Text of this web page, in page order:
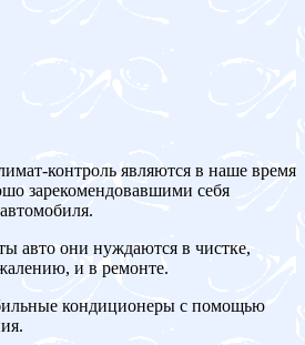
контроль являются в наше время
зарекомендовавшими себя
авто они нуждаются в чистке,
и в ремонте.
кондиционеры с помощью